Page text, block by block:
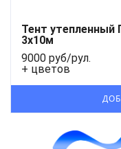
Тент утепленный
3х10м
9000 руб/рул.
+ цветов